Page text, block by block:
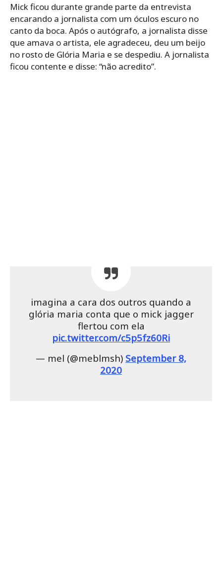
Mick ficou durante grande parte da entrevista
encarando a jornalista com um óculos escuro no
canto da boca. Após o autógrafo, a jornalista disse
que amava o artista, ele agradeceu, deu um beijo
no rosto de Glória Maria e se despediu. A jornalista
ficou contente e disse: “não acredito”.
imagina a cara dos outros quando a
glória maria conta que o mick jagger
flertou com ela
pic.twitter.com/c5p5fz60Ri
— mel (@meblmsh) September 8,
2020